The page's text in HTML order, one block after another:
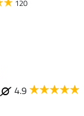
120
4.9